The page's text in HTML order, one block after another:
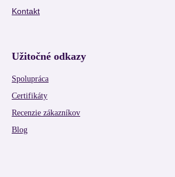
Kontakt
Užitočné odkazy
Spolupráca
Certifikáty
Recenzie zákazníkov
Blog